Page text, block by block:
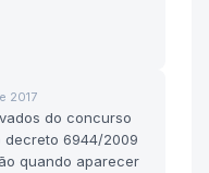
2017
do concurso
decreto 6944/2009
quando aparecer